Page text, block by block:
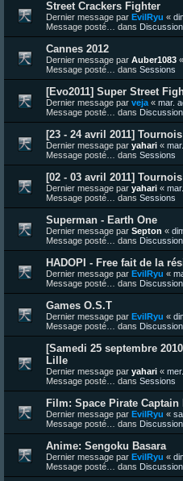
Street Crackers Fighter
Dernier message par EvilRyu «
Message posté… dans
Cannes 2012
Dernier message par Auber1083 «
Message posté… dans Sessions
[Evo2011] Super Street
Dernier message par veja « mar.
Message posté… dans
[23 - 24 avril 2011]
Dernier message par yahari «
Message posté… dans Sessions
[02 - 03 avril 2011]
Dernier message par yahari «
Message posté… dans Sessions
Superman - Earth One
Dernier message par Septon «
Message posté… dans
HADOPI - Free fait de la
Dernier message par EvilRyu «
Message posté… dans
Games O.S.T
Dernier message par EvilRyu «
Message posté… dans
[Samedi 25 septembre
Lille
Dernier message par yahari «
Message posté… dans Sessions
Film: Space Pirate
Dernier message par EvilRyu «
Message posté… dans
Anime: Sengoku Basara
Dernier message par EvilRyu «
Message posté… dans